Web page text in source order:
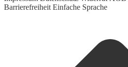
Barrierefreiheit Einfache Sprache